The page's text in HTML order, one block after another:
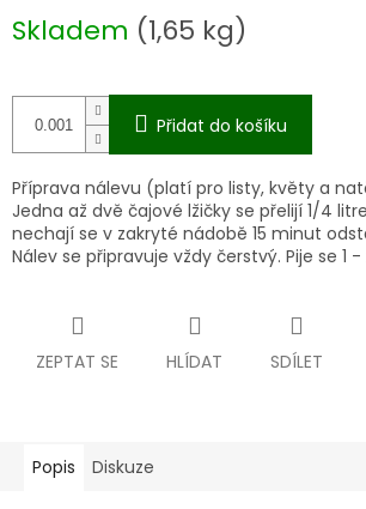
cena:
Skladem (1,65 kg)
Přidat do košíku
Příprava nálevu (platí pro listy, květy a
Jedna až dvě čajové lžičky se přelijí 1/4
nechají se v zakryté nádobě 15 minut
Nálev se připravuje vždy čerstvý. Pije se 1
ZEPTAT SE HLÍDAT SDÍLET
Popis Diskuze